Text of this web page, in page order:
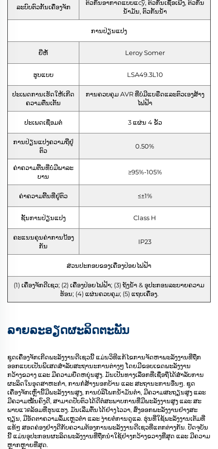
ລະບົບຕົວກັ້ນເຄື່ອງຈັກ
ຕົວກັ້ນອາກາດແບບແсу້, ຕົວກັ້ນເຊື້ອເພີງ, ຕົວກັ້ນ
ນ້ຳມັນ, ຕົວກັ້ນນ້ຳ
ການປ່ຽນແປງ
ຍີ່ຫໍ້ Leroy Somer
ຮູບແບບ LSA49.3L10
ປະເພດການເຮັດໃຫ້ເກີດ
ຄວາມຕື່ນເຕັ້ນ
ການຄວບຄຸມ AVR ທີ່ບໍ່ມີແບຣືດແລະຕົວເອງສ້າງ
ໄຟຟ້າ
ປະເພດເຊື່ອມຕໍ່ 3 ແຜ່ນ 4 ຂັ້ວ
ການປ່ຽນແປງຄວາມຖີ່ຢູ່
ຕົວ
0.50%
ຄ່າຄວາມຕີ້ນທີ່ບໍ່ມີພາລະ
ບານ
≥95%-105%
ຄ່າຄວາມຕີ້ນທີ່ຢູ່ຕົວ ≤±1%
ຊັ້ນການປ່ຽນແປງ Class H
ຄະແນນຄຸນຄ່າການป້ອງ
ກັນ
IP23
ສ່ວນປະກອບຂອງເຄື່ອງປ່ອຍໄຟຟ້າ
(1) ເຄື່ອງຈັກດີເຊວ; (2) ເຄື່ອງປ່ອຍໄຟຟ້າ; (3) ຖັງນ້ຳ & ອຸປະກອນລະບາຍຄວາມ
ຮ້ອນ; (4) ແຜ່ນຄວບຄຸມ; (5) ແຖບເຄື່ອງ.
ລາຍລະອຽດຜະລິດຕະພັນ
ຊຸດເຄື່ອງຈັກເກີດພະລັງງານດີເຊວນີ້ ແມ່ນວິທີແກ້ໄຂການຈັດຫາພະລັງງານທີ່ຖືກ
ອອກແບບເປັນພິເສດສຳລັບສະຖານະການຕ່າງໆ ໂດຍມີຂອບເຂດພະລັງງານ
ກວ້າງຂວາງ ແລະ ມີຄວາມຍືດຫຍຸ່ນສູງ. ມັນເປັນທາງເລືອກທີ່ເຊື່ອຖືໄດ້ສຳລັບການ
ຜະລິດໃນອຸດສາຫະກຳ, ການກໍ່ສ້າງນອກບ້ານ ແລະ ສະຖານະການອື່ນໆ. ຊຸດ
ເຄື່ອງຈັກເຫຼົ່ານີ້ມີພະລັງງານສູງ, ການບໍລິໂພກນ້ຳມັນຕ່ຳ, ມີຄວາມສະຖຽນສູງ ແລະ
ມີຄວາມໝັ້ນຄົງດີ, ສາມາດປັບຕົວໄດ້ດີຕໍ່ສະພາບການທີ່ມີພະລັງງານສູງ ແລະ ສະ
ພາບແวดລ້ອມທີ່ຮຸນແຮງ. ມັນເລີ່ມຕົ້ນໄດ້ຢ່າງໄວວາ, ສົ່ງອອກພະລັງງານຢ່າງສະ
ຖຽນ, ມີອັດຕາຄວາມລົ້ມເຫຼວຕ່ຳ ແລະ ງ່າຍຕໍ່ການດູແລ. ຮຸ່ນທີ່ໃຊ້ພະລັງງານເຕັມທີ່
ແທ້ໆ ສອດຄ່ອງຢ່າງດີກັບຄວາມຕ້ອງການພະລັງງານດີເຊວທີ່ແຕກຕ່າງກັນ. ປັດຈຸບັນ
ນີ້ ແມ່ນອຸປະກອນຜະລິດພະລັງງານທີ່ຖືກນຳໃຊ້ຢ່າງກວ້າງຂວາງທີ່ສຸດ ແລະ ມີຄວາມ
ຫຼາກຫຼາຍທີ່ສຸດ.